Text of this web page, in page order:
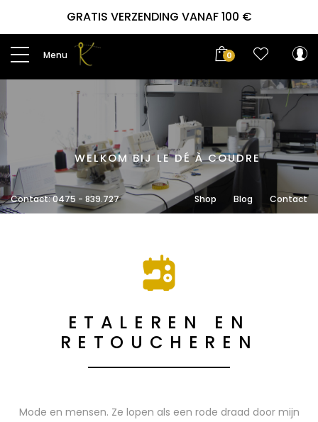
GRATIS VERZENDING VANAF 100 €
Menu 0
WELKOM BIJ LE DÉ À COUDRE
Contact: 0475 - 839.727 Shop Blog Contact
ETALEREN EN
RETOUCHEREN
Mode en mensen. Ze lopen als een rode draad door mijn